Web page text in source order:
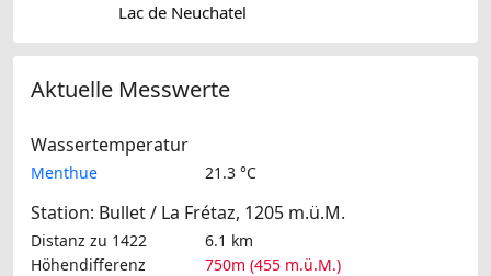
Lac de Neuchatel
Aktuelle Messwerte
Wassertemperatur
Menthue 21.3 °C
Station: Bullet / La Frétaz, 1205 m.ü.M.
Distanz zu 1422
6.1 km
Höhendifferenz
750m (455 m.ü.M.)